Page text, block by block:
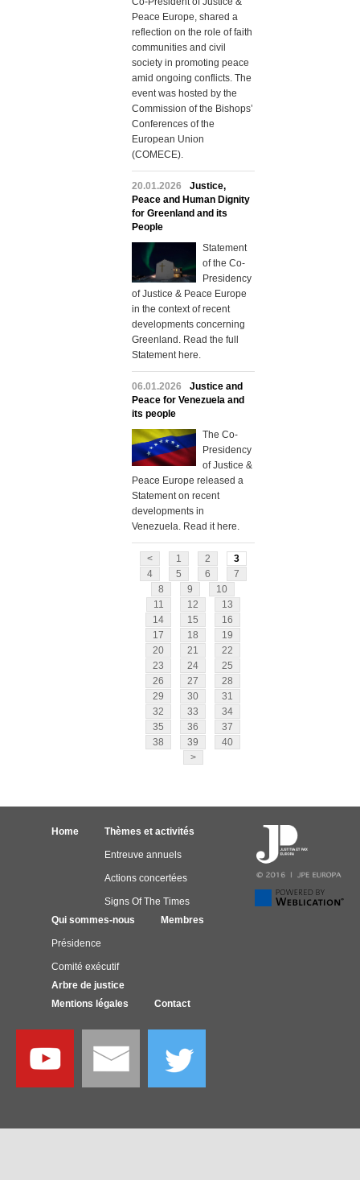
Peace Europe, shared a
reflection on the role of faith
communities and civil
society in promoting peace
amid ongoing conflicts. The
event was hosted by the
Commission of the Bishops’
Conferences of the
European Union
(COMECE).
20.01.2026
Justice,
Peace and Human Dignity
for Greenland and its
People
Statement
of the Co-
Presidency
of Justice & Peace Europe
in the context of recent
developments concerning
Greenland. Read the full
Statement here.
06.01.2026
Justice and
Peace for Venezuela and
its people
The Co-
Presidency
of Justice &
Peace Europe released a
Statement on recent
developments in
Venezuela. Read it here.
< 1 2
3
4
5 6
7
8
9
10
11
12
13
14
15
16
17
18
19
20
21
22
23
24
25
26
27
28
29
30
31
32
33
34
35
36
37
38
39
40
>
Home Thèmes et activités
Entreuve annuels
Actions concertées
Signs Of The Times
Qui sommes-nous
Présidence
Comité exécutif
Membres
Arbre de justice
Mentions légales
Contact